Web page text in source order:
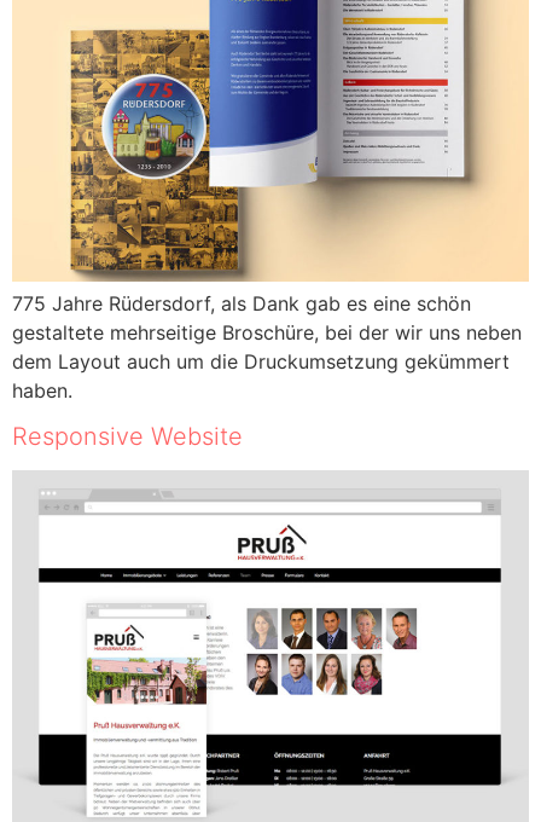
775 Jahre Rüdersdorf, als Dank gab es eine schön
gestaltete mehrseitige Broschüre, bei der wir uns neben
dem Layout auch um die Druckumsetzung gekümmert
haben.
Responsive Website